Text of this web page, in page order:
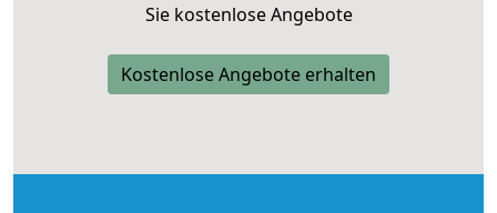
Sie kostenlose Angebote
Kostenlose Angebote erhalten